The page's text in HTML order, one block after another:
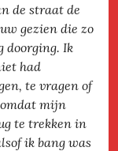
de straat de
gezien die zo
doorging. Ik
had
te vragen of
mijn
te trekken in
ik bang was